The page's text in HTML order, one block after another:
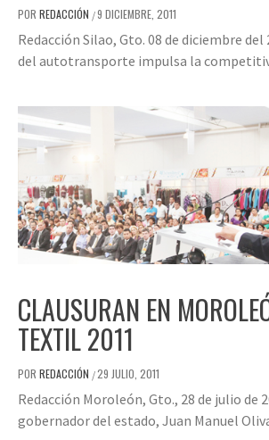
POR REDACCIÓN /9 DICIEMBRE, 2011
Redacción Silao, Gto. 08 de diciembre
del autotransporte impulsa la
CLAUSURAN EN
TEXTIL 2011
POR REDACCIÓN /29 JULIO, 2011
Redacción Moroleón, Gto., 28 de julio de
gobernador del estado, Juan Manuel